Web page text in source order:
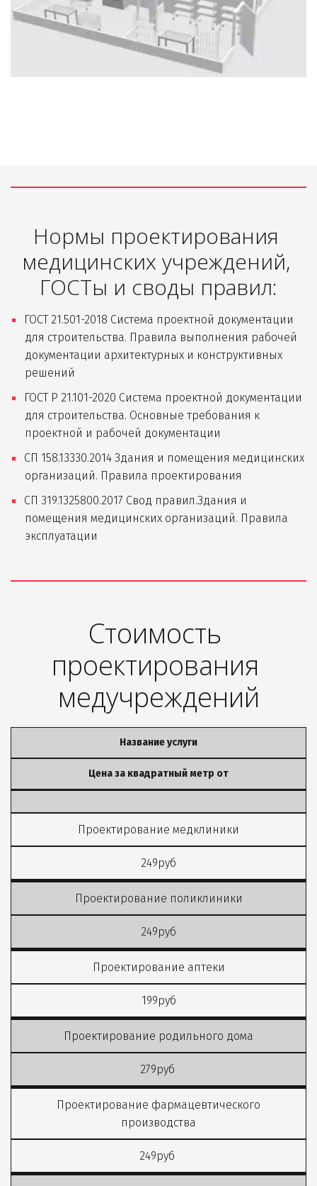
Нормы проектирования
медицинских учреждений,
ГОСТы и своды правил:
ГОСТ 21.501-2018 Система проектной документации
для строительства. Правила выполнения рабочей
документации архитектурных и конструктивных
решений
ГОСТ Р 21.101-2020 Cистема проектной документации
для строительства. Основные требования к
проектной и рабочей документации
СП 158.13330.2014 Здания и помещения медицинских
организаций. Правила проектирования
СП 319.1325800.2017 Свод правил.Здания и
помещения медицинских организаций. Правила
эксплуатации
Стоимость
проектирования
медучреждений
Название услуги
Цена за квадратный метр от
Проектирование медклиники
249руб
Проектирование поликлиники
249руб
Проектирование аптеки
199руб
Проектирование родильного дома
279руб
Проектирование фармацевтического
производства
249руб